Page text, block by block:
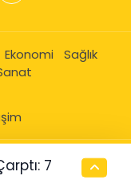
Ekonomi
Sağlık
7